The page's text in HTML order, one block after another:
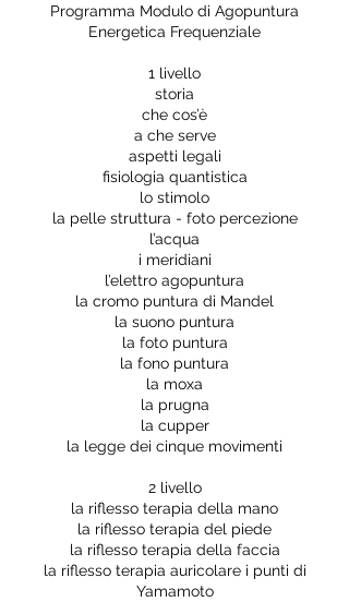
Programma Modulo di Agopuntura
Energetica Frequenziale
1 livello
storia
che cos’è
a che serve
aspetti legali
fisiologia quantistica
lo stimolo
la pelle struttura - foto percezione
l’acqua
i meridiani
l’elettro agopuntura
la cromo puntura di Mandel
la suono puntura
la foto puntura
la fono puntura
la moxa
la prugna
la cupper
la legge dei cinque movimenti
2 livello
la riflesso terapia della mano
la riflesso terapia del piede
la riflesso terapia della faccia
la riflesso terapia auricolare i punti di
Yamamoto